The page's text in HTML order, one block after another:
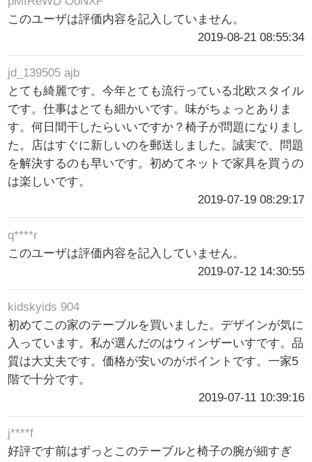
このユーザは評価内容を記入していません。
2019-08-21 08:55:34
jd_139505 ajb
とても綺麗です。今年とても流行っている北欧スタイル
です。仕事はとても細かいです。味がちょっとありま
す。何日間干したらいいですか？椅子が問題になりまし
た。店はすぐに新しいのを郵送しました。誠実で、問題
を解決するのも早いです。初めてネットで家具を買うの
は楽しいです。
2019-07-19 08:29:17
q****r
このユーザは評価内容を記入していません。
2019-07-12 14:30:55
kidskyids 904
初めてこの家のテーブルを買いました。デザインが気に
入っています。私が選んだのはウィンザーいすです。品
質は大丈夫です。価格が安いのがポイントです。一家5
階で十分です。
2019-07-11 10:39:16
j****f
好評です前はずっとこのテーブルと椅子の腕が細すぎ